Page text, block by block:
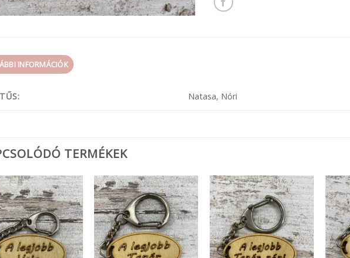
INFORMÁCIÓK
Natasa, Nóri
TERMÉKEK